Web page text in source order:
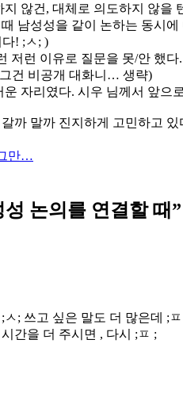
않건, 대체로 의도하지 않
남성성을 같이 논하는 동시
! ;ㅅ; )
저런 이유로 질문을 못/안 했
건 비공개 대화니… 생략)
자리였다. 시우 님께서 앞으
까 말까 진지하게 고민하고 있
만…
논의를 연결할 때 ”
; 쓰고 싶은 말도 더 많은데 ;ㅍ
간을 더 주시면 , 다시 ;ㅍ ;